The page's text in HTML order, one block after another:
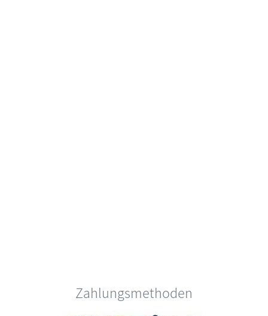
Zahlungsmethoden